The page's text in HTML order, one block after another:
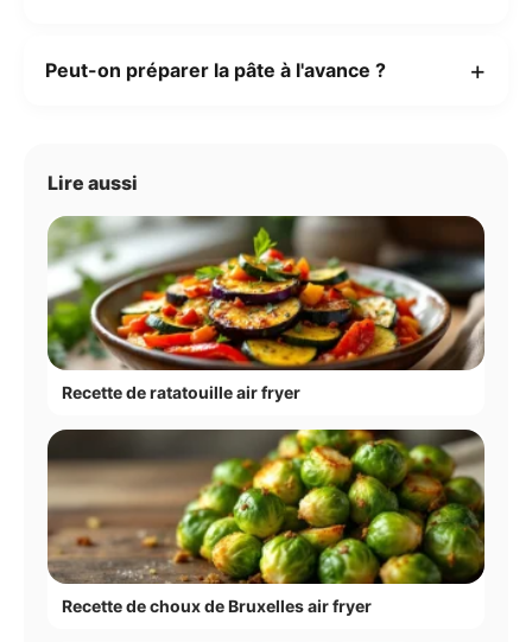
Peut-on préparer la pâte à l'avance ?
Lire aussi
Recette de ratatouille air fryer
Recette de choux de Bruxelles air fryer